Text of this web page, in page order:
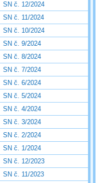
SN č. 12/2024
SN č. 11/2024
SN č. 10/2024
SN č. 9/2024
SN č. 8/2024
SN č. 7/2024
SN č. 6/2024
SN č. 5/2024
SN č. 4/2024
SN č. 3/2024
SN č. 2/2024
SN č. 1/2024
SN č. 12/2023
SN č. 11/2023